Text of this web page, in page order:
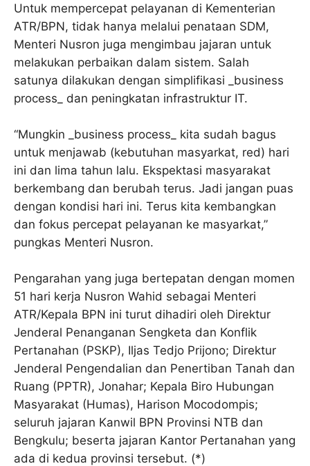
Untuk mempercepat pelayanan di Kementerian
ATR/BPN, tidak hanya melalui penataan SDM,
Menteri Nusron juga mengimbau jajaran untuk
melakukan perbaikan dalam sistem. Salah
satunya dilakukan dengan simplifikasi _business
process_ dan peningkatan infrastruktur IT.
“Mungkin _business process_ kita sudah bagus
untuk menjawab (kebutuhan masyarkat, red) hari
ini dan lima tahun lalu. Ekspektasi masyarakat
berkembang dan berubah terus. Jadi jangan puas
dengan kondisi hari ini. Terus kita kembangkan
dan fokus percepat pelayanan ke masyarkat,”
pungkas Menteri Nusron.
Pengarahan yang juga bertepatan dengan momen
51 hari kerja Nusron Wahid sebagai Menteri
ATR/Kepala BPN ini turut dihadiri oleh Direktur
Jenderal Penanganan Sengketa dan Konflik
Pertanahan (PSKP), Iljas Tedjo Prijono; Direktur
Jenderal Pengendalian dan Penertiban Tanah dan
Ruang (PPTR), Jonahar; Kepala Biro Hubungan
Masyarakat (Humas), Harison Mocodompis;
seluruh jajaran Kanwil BPN Provinsi NTB dan
Bengkulu; beserta jajaran Kantor Pertanahan yang
ada di kedua provinsi tersebut. (*)